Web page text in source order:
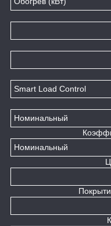
Smart Load Control
Номинальный
Номинальный